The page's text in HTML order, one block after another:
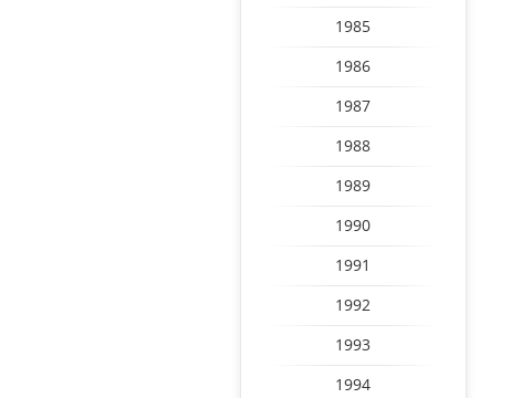
1985
1986
1987
1988
1989
1990
1991
1992
1993
1994